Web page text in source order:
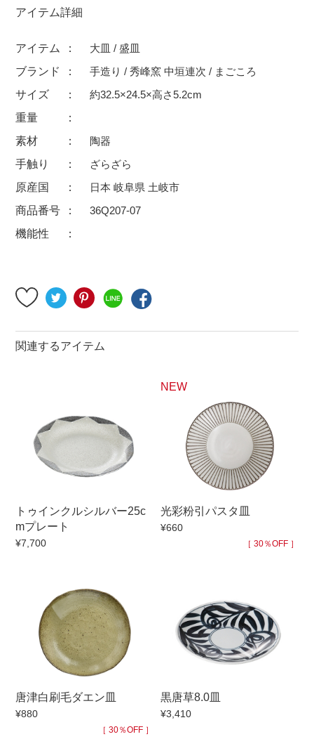
小抹茶碗
そば徳利
箸・カトラリー 箸
500円未満
5,000円～9,999円
ブランド・窯名・作家名
カラー
素材
機能性
柄
アイテム詳細
アイテム
大皿 / 盛皿
ブランド
手造り / 秀峰窯 中垣連次 / まごころ
サイズ
約32.5×24.5×高さ5.2cm
重量
素材
陶器
手触り
ざらざら
原産国
日本 岐阜県 土岐市
商品番号
36Q207-07
機能性
関連するアイテム
トゥインクルシルバー25c
mプレート
¥7,700
NEW
光彩粉引パスタ皿
¥660
［ 30％OFF ］
唐津白刷毛ダエン皿
¥880
［ 30％OFF ］
黒唐草8.0皿
¥3,410